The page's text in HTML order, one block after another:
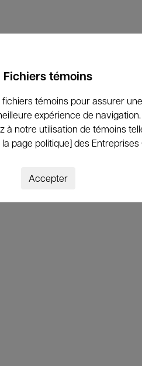
Fichiers témoins
fichiers témoins pour assurer
expérience de
à notre utilisation de témoins
page politique] des Entreprises
Accepter